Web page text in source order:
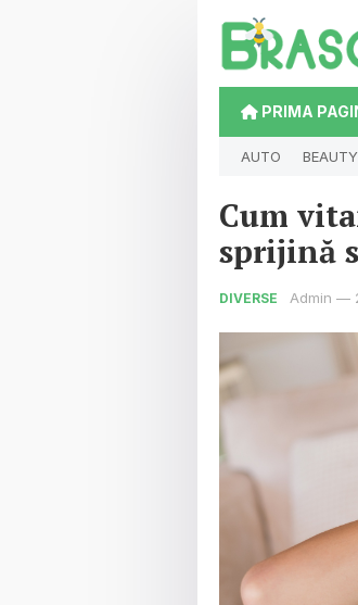
PRIMA
AUTO BEAUTY
Cum
sprijină
DIVERSE Admin —